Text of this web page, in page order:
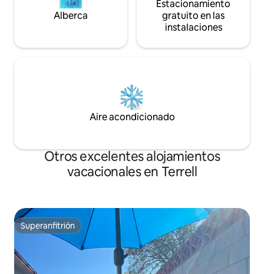
Alberca
Estacionamiento
gratuito en las
instalaciones
Aire acondicionado
Otros excelentes alojamientos
vacacionales en Terrell
Superanfitrión
Superanfitrión